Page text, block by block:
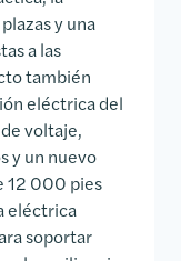
y una
a las
también
eléctrica del
voltaje,
y un nuevo
12 000 pies
eléctrica
soportar